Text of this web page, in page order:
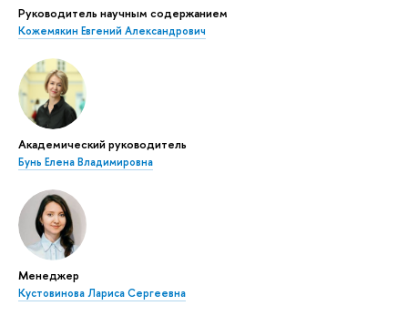
Руководитель научным содержанием
Кожемякин Евгений Александрович
Академический руководитель
Бунь Елена Владимировна
Менеджер
Кустовинова Лариса Сергеевна